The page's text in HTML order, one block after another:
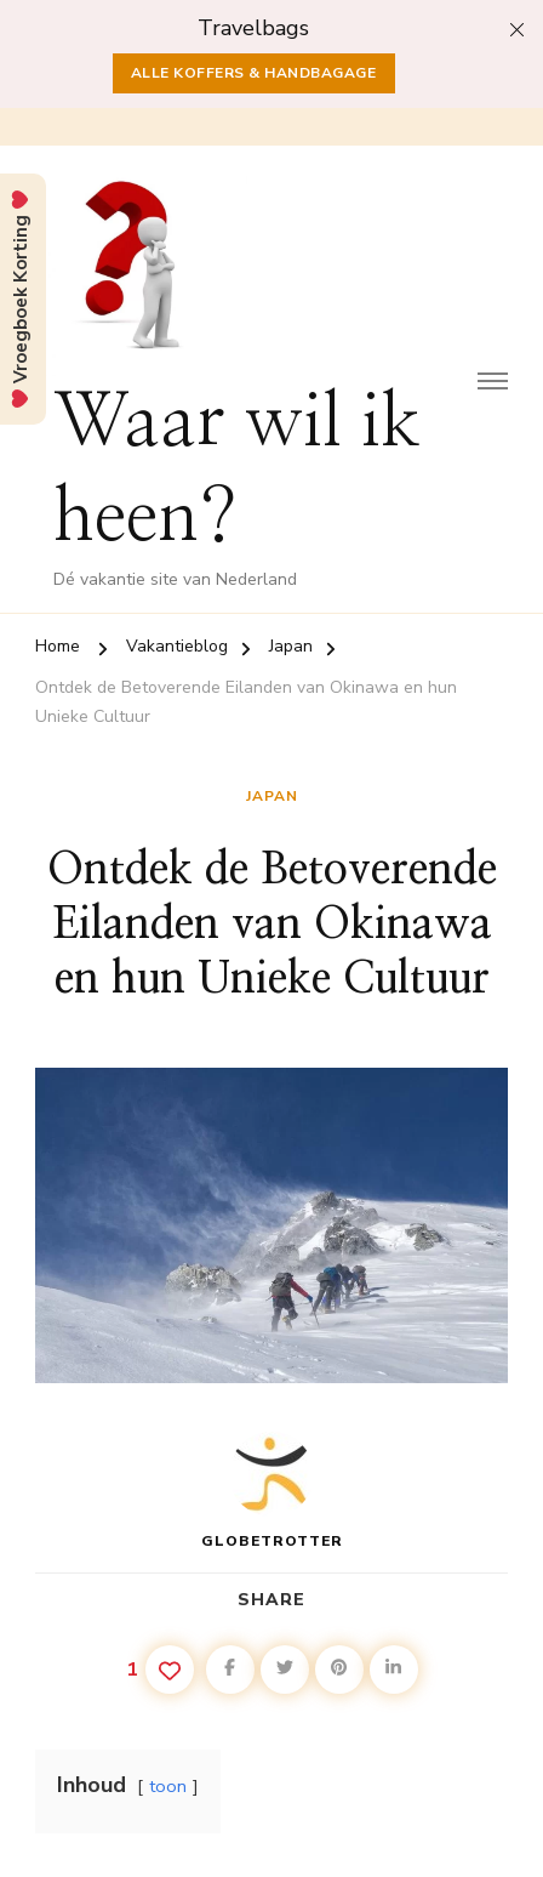
Travelbags
ALLE KOFFERS & HANDBAGAGE
Waar wil ik
heen?
Dé vakantie site van Nederland
Home Vakantieblog
Japan
Ontdek de Betoverende Eilanden van Okinawa en hun
Unieke Cultuur
JAPAN
Ontdek de Betoverende
Eilanden van Okinawa
en hun Unieke Cultuur
GLOBETROTTER
SHARE
1
Inhoud toon
Vroegboek Korting